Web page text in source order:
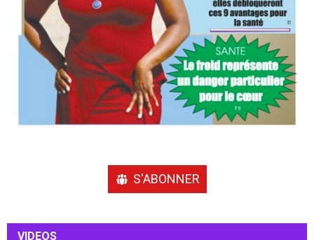
S'ABONNER
VIDEOS